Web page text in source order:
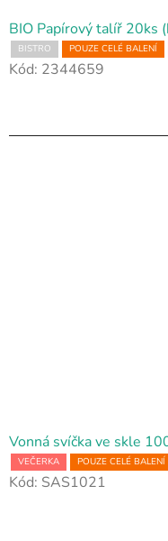
BIO Papírový talíř 20ks
BISTRO POUZE CELÉ BALENÍ
Kód: 2344659
Vonná svíčka ve skle
VEČERKA POUZE CELÉ BALENÍ
Kód: SAS1021